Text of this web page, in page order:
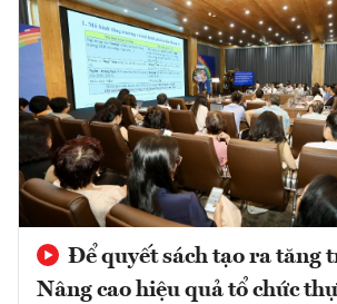
Để quyết sách tạo ra tăng
Nâng cao hiệu quả tổ chức